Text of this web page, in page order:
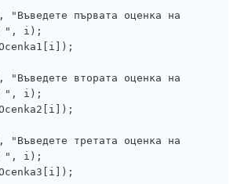
първата оценка на
", i);
втората оценка на
", i);
третата оценка на
", i);